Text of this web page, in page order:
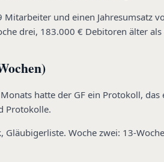
Mitarbeiter und einen Jahresumsatz
drei, 183.000 € Debitoren älter
hatte der GF ein Protokoll,
Protokolle.
Gläubigerliste. Woche zwei: 13-